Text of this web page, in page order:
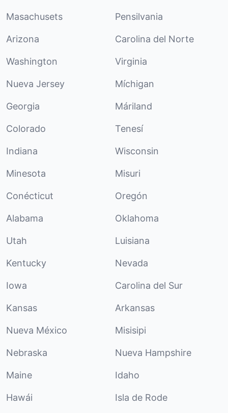
Masachusets Pensilvania
Arizona Carolina del Norte
Washington Virginia
Nueva Jersey Míchigan
Georgia Máriland
Colorado Tenesí
Indiana Wisconsin
Minesota Misuri
Conécticut Oregón
Alabama Oklahoma
Utah Luisiana
Kentucky Nevada
Iowa Carolina del Sur
Kansas Arkansas
Nueva México Misisipi
Nebraska Nueva Hampshire
Maine Idaho
Hawái Isla de Rode